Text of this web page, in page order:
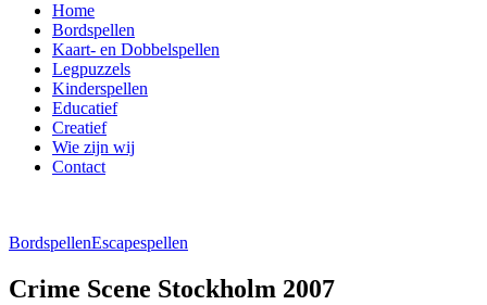
Home
Bordspellen
Kaart- en Dobbelspellen
Legpuzzels
Kinderspellen
Educatief
Creatief
Wie zijn wij
Contact
BordspellenEscapespellen
Crime Scene Stockholm 2007